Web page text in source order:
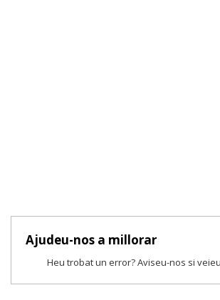
Ajudeu-nos a millorar
Heu trobat un error? Aviseu-nos si